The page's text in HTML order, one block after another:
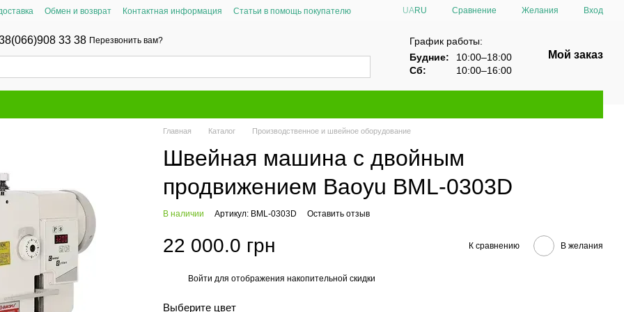
Обмен и возврат Контактная информация
Статьи в помощь покупателю
UARU Сравнение Желания Вход
33 38 Перезвонить вам?
График работы:
Будние:
10:00–18:00
Сб:
10:00–16:00
Мой заказ
Главная Каталог Производственное и швейное оборудование
Швейная машина с двойным
продвижением Baoyu BML-0303D
В наличии Артикул: BML-0303D Оставить отзыв
22 000.0 грн К сравнению В желания
Войти для отображения накопительной скидки
Выберите цвет